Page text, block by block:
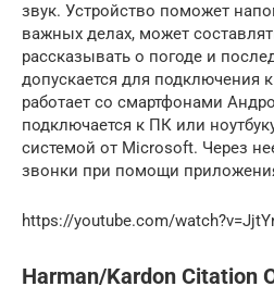
звук. Устройство поможет
важных делах, может
рассказывать о погоде и
допускается для подключения
работает со смартфонами
подключается к ПК или
системой от Microsoft. Через
звонки при помощи
https://youtube.com/
Harman/Kardon Citation